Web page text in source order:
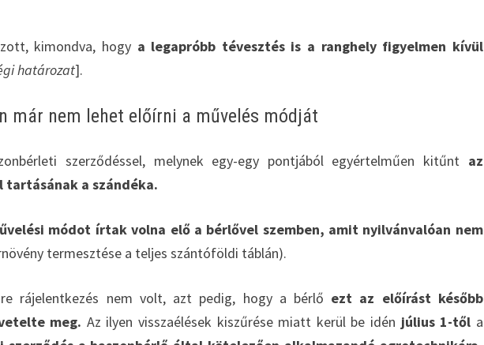
kimondva, hogy a legapróbb tévesztés is a ranghely figyelmen kívül
határozat].
már nem lehet előírni a művelés módját
szerződéssel, melynek egy-egy pontjából egyértelműen kitűnt az
a szándéka.
módot írtak volna elő a bérlővel szemben, amit nyilvánvalóan nem
termesztése a teljes szántóföldi táblán).
rájelentkezés nem volt, azt pedig, hogy a bérlő ezt az előírást később
meg. Az ilyen visszaélések kiszűrése miatt kerül be idén július 1-től a